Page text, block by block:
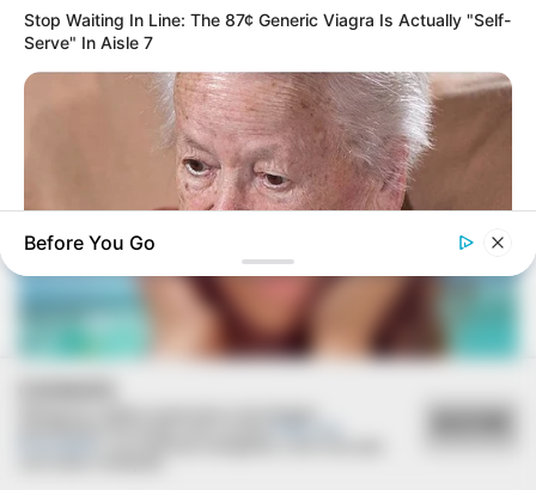
Deixe um Comentário
Stop Waiting In Line: The 87¢ Generic Viagra Is Actually "Self-
Serve" In Aisle 7
BUZZ DAY
Before You Go